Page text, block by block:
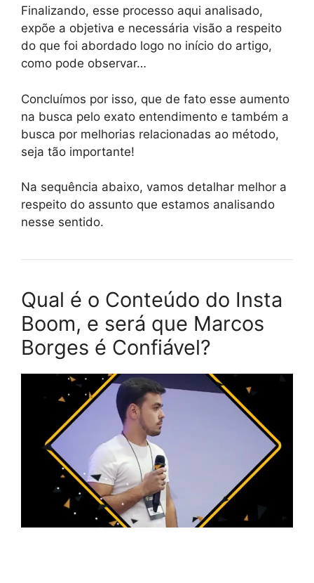
Finalizando, esse processo aqui analisado,
expõe a objetiva e necessária visão a respeito
do que foi abordado logo no início do artigo,
como pode observar…
Concluímos por isso, que de fato esse aumento
na busca pelo exato entendimento e também a
busca por melhorias relacionadas ao método,
seja tão importante!
Na sequência abaixo, vamos detalhar melhor a
respeito do assunto que estamos analisando
nesse sentido.
Qual é o Conteúdo do Insta
Boom, e será que Marcos
Borges é Confiável?